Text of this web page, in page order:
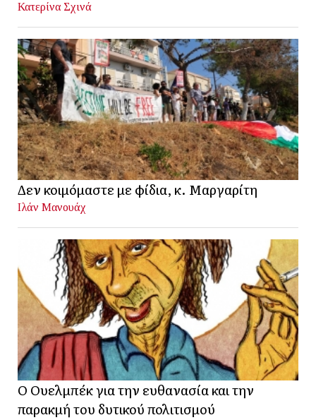
Κατερίνα Σχινά
Δεν κοιμόμαστε με φίδια, κ. Μαργαρίτη
Ιλάν Μανουάχ
Ο Ουελμπέκ για την ευθανασία και την
παρακμή του δυτικού πολιτισμού